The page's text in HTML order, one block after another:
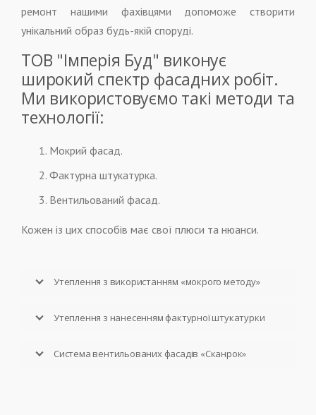
ремонт нашими фахівцями допоможе створити
унікальний образ будь-якій споруді.
ТОВ "Імперія Буд" виконує
широкий спектр фасадних робіт.
Ми використовуємо такі методи та
технології:
Мокрий фасад.
Фактурна штукатурка.
Вентильований фасад.
Кожен із цих способів має свої плюси та нюанси.
Утеплення з використанням «мокрого методу»
Утеплення з нанесенням фактурної штукатурки
Система вентильованих фасадів «Сканрок»